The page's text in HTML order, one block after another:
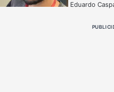
Eduardo